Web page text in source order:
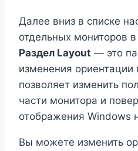
Далее вниз в списке
отдельных мониторов
Раздел Layout — это
изменения ориентации
позволяет изменить
части монитора и
отображения Windows
Вы можете изменить